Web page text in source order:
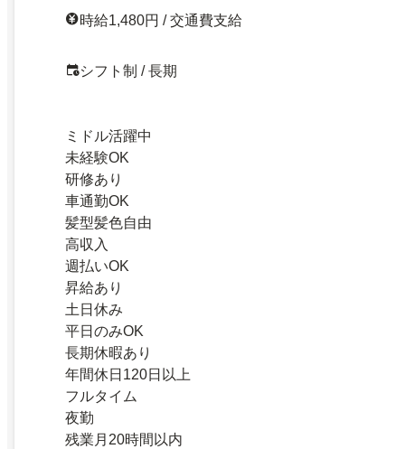
時給1,480円 / 交通費支給
シフト制 / 長期
ミドル活躍中
未経験OK
研修あり
車通勤OK
髪型髪色自由
高収入
週払いOK
昇給あり
土日休み
平日のみOK
長期休暇あり
年間休日120日以上
フルタイム
夜勤
残業月20時間以内